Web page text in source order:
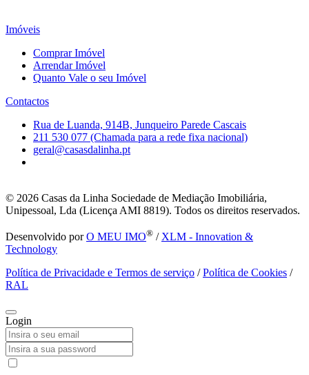
Imóveis
Comprar Imóvel
Arrendar Imóvel
Quanto Vale o seu Imóvel
Contactos
Rua de Luanda, 914B, Junqueiro Parede Cascais
211 530 077 (Chamada para a rede fixa nacional)
geral@casasdalinha.pt
© 2026 Casas da Linha Sociedade de Mediação Imobiliária,
Unipessoal, Lda (Licença AMI 8819). Todos os direitos reservados.
Desenvolvido porO MEU IMO® / XLM - Innovation &
Technology
Política de Privacidade e Termos de serviço /Política de Cookies /
RAL
Login